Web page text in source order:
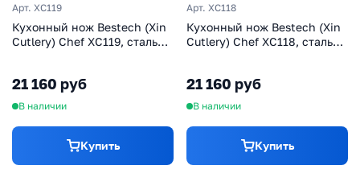
Арт. XC119
Кухонный нож Bestech (Xin
Cutlery) Chef XC119, сталь
21 160 руб
В наличии
Купить
Арт. XC118
Кухонный нож Bestech (Xin
Cutlery) Chef XC118, сталь
21 160 руб
В наличии
Купить